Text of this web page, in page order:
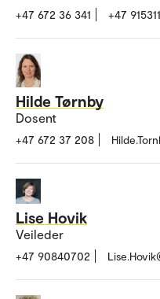
+47 672 36 341 +47
Hilde Tørnby
Dosent
+47 672 37 208
Lise Hovik
Veileder
+47 90840702